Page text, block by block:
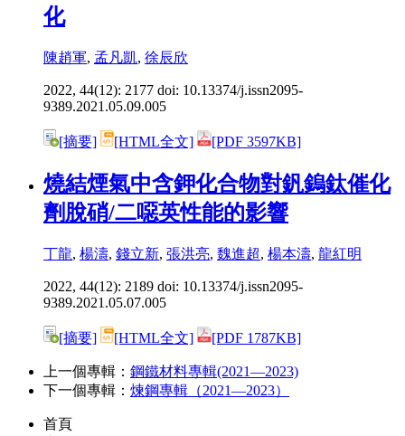
化
陳趙軍, 孟凡凱, 徐辰欣
2022, 44(12): 2177 doi: 10.13374/j.issn2095-
9389.2021.05.09.005
[摘要] [HTML全文] [PDF 3597KB]
燒結煙氣中含鉀化合物對釩鎢鈦催化
劑脫硝/二噁英性能的影響
丁龍, 楊濤, 錢立新, 張洪亮, 魏進超, 楊本濤, 龍紅明
2022, 44(12): 2189 doi: 10.13374/j.issn2095-
9389.2021.05.07.005
[摘要] [HTML全文] [PDF 1787KB]
上一個專輯： 鋼鐵材料專輯(2021—2023)
下一個專輯： 煉鋼專輯（2021—2023）
首頁